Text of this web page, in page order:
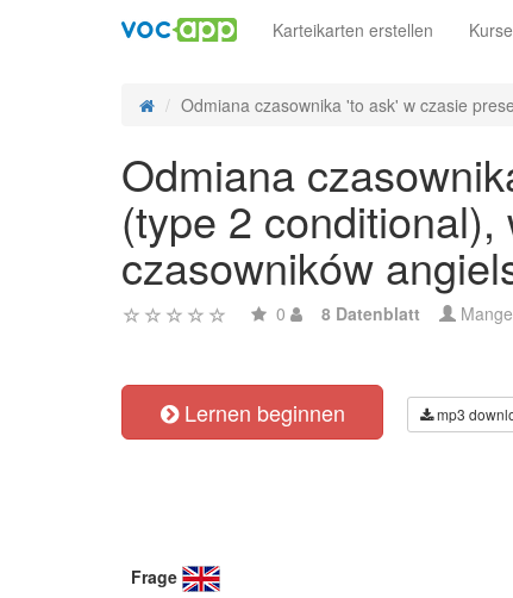
Karteikarten erstellen Kurse
Odmiana czasownika 'to ask' w czasie
Odmiana
(type 2
czasowników
0 8 Datenblatt
Lernen beginnen mp3
Frage